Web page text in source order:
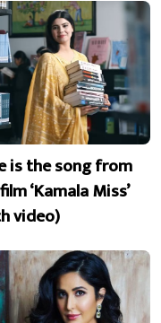
is the song from
‘Kamala Miss’
video)